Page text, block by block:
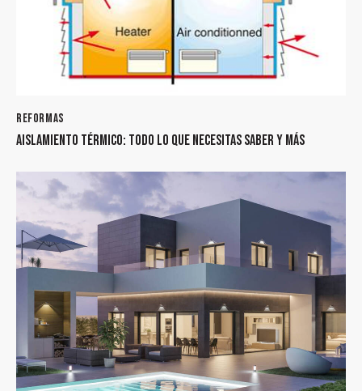
REFORMAS
AISLAMIENTO TÉRMICO: TODO LO QUE NECESITAS SABER Y MÁS